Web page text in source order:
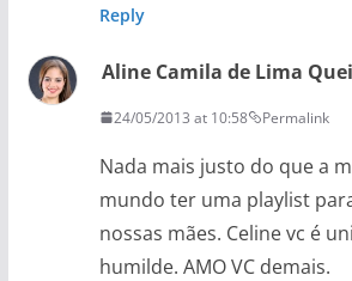
Reply
Aline Camila de Lima
24/05/2013 at 10:58 Permalink
Nada mais justo do que a
mundo ter uma playlist
nossas mães. Celine vc é
humilde. AMO VC demais.